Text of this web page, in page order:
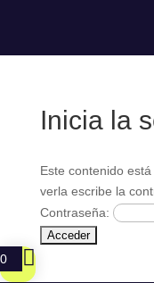
Inicia la
Este contenido
verla escribe la
Contraseña:
0